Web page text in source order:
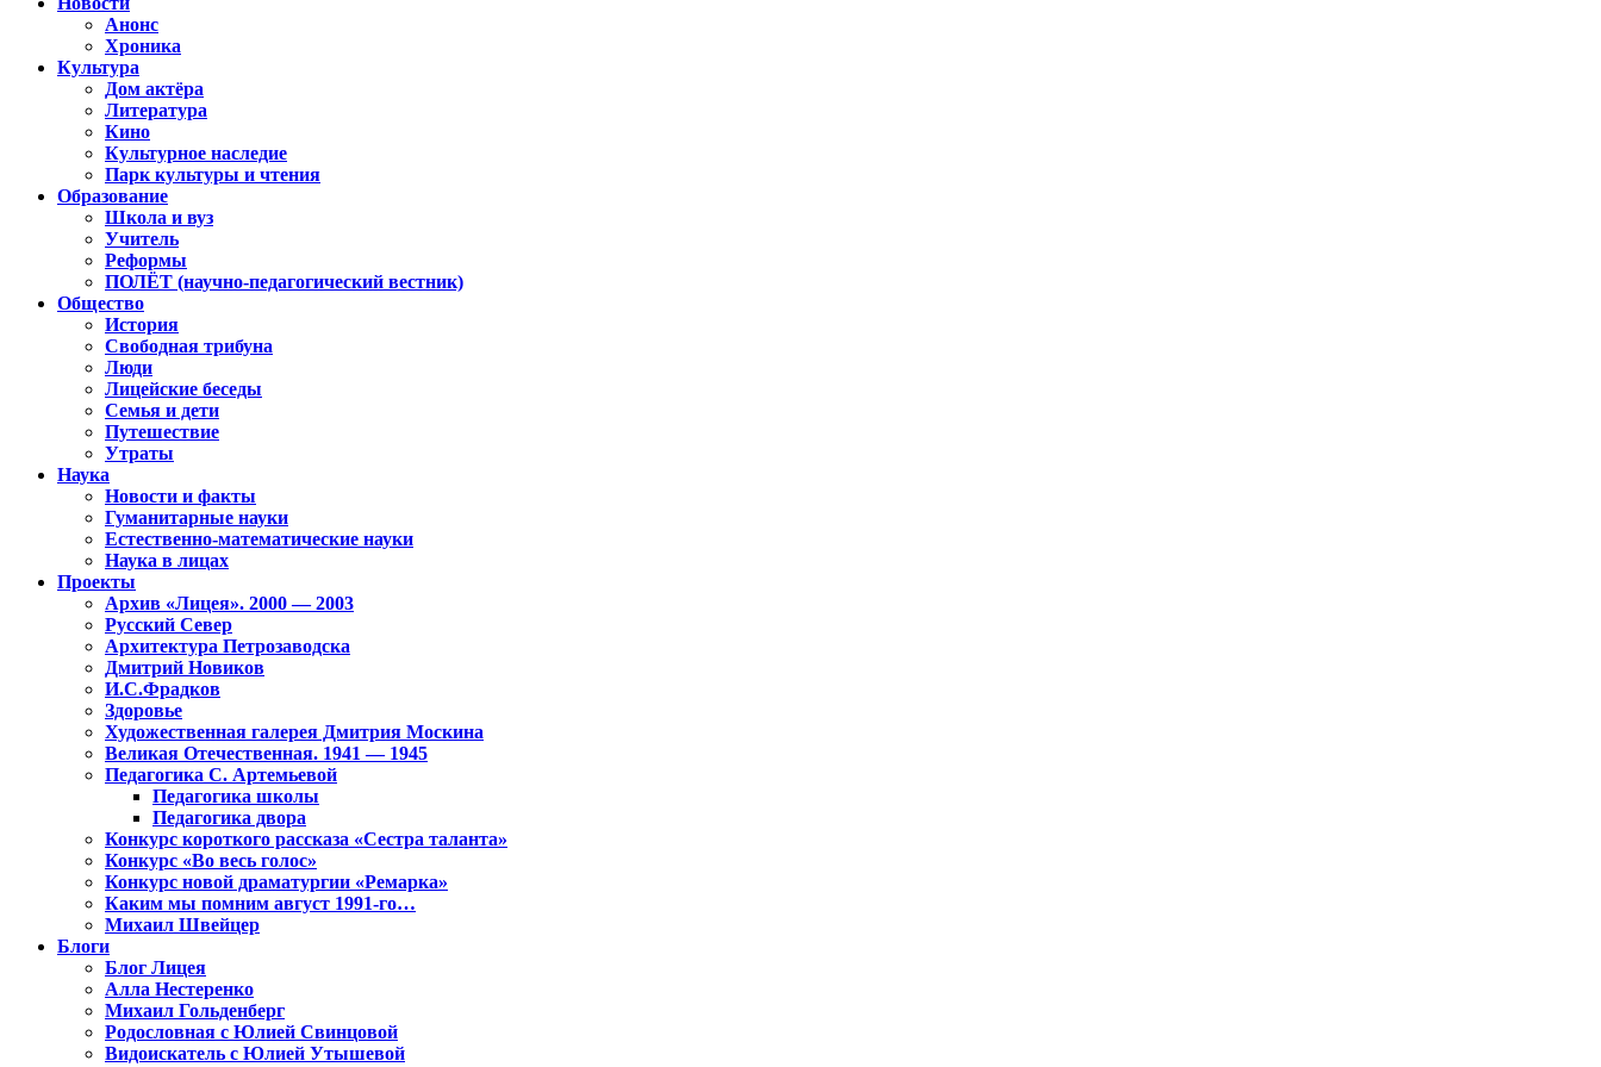
Анонс
Хроника
Культура
Дом актёра
Литература
Кино
Культурное наследие
Парк культуры и чтения
Образование
Школа и вуз
Учитель
Реформы
ПОЛЁТ (научно-педагогический вестник)
Общество
История
Свободная трибуна
Люди
Лицейские беседы
Семья и дети
Путешествие
Утраты
Наука
Новости и факты
Гуманитарные науки
Естественно-математические науки
Наука в лицах
Проекты
Архив «Лицея». 2000 — 2003
Русский Север
Архитектура Петрозаводска
Дмитрий Новиков
И.С.Фрадков
Здоровье
Художественная галерея Дмитрия Москина
Великая Отечественная. 1941 — 1945
Педагогика С. Артемьевой
Педагогика школы
Педагогика двора
Конкурс короткого рассказа «Сестра таланта»
Конкурс «Во весь голос»
Конкурс новой драматургии «Ремарка»
Каким мы помним август 1991-го…
Михаил Швейцер
Блоги
Блог Лицея
Алла Нестеренко
Михаил Гольденберг
Родословная с Юлией Свинцовой
Видоискатель с Юлией Утышевой